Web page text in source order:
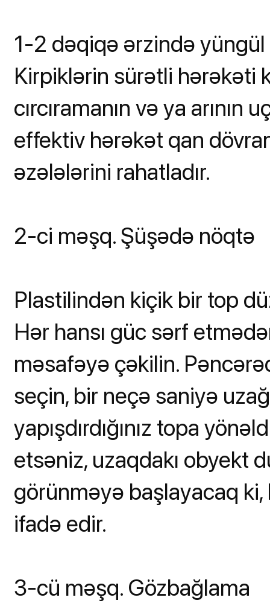
1-2 dəqiqə ərzində yüngül
Kirpiklərin sürətli hərəkəti
cırcıramanın və ya arının
effektiv hərəkət qan
əzələlərini rahatladır.
2-ci məşq. Şüşədə nöqtə
Plastilindən kiçik bir top
Hər hansı güc sərf
məsafəyə çəkilin.
seçin, bir neçə saniyə
yapışdırdığınız topa
etsəniz, uzaqdakı obyekt
görünməyə başlayacaq ki,
ifadə edir.
3-cü məşq. Gözbağlama